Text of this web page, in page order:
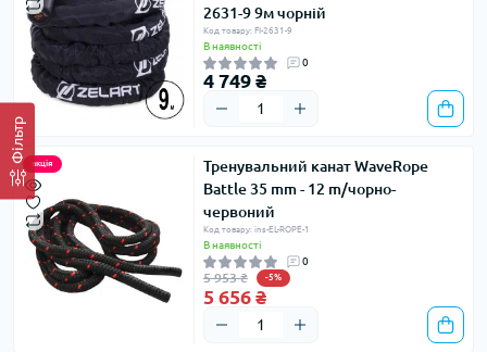
Фільтр
2631-9 9м чорній
Код товару: FI-2631-9
В наявності
0
4 749 ₴
акція
Тренувальний канат WaveRope
Battle 35 mm - 12 m/чорно-
червоний
Код товару: ins-EL-ROPE-1
В наявності
0
5 953 ₴ -5%
5 656 ₴